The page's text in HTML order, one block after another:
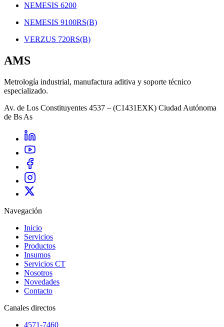
NEMESIS 6200
NEMESIS 9100RS(B)
VERZUS 720RS(B)
AMS
Metrología industrial, manufactura aditiva y soporte técnico
especializado.
Av. de Los Constituyentes 4537 – (C1431EXK) Ciudad Autónoma
de Bs As
Navegación
Inicio
Servicios
Productos
Insumos
Servicios CT
Nosotros
Novedades
Contacto
Canales directos
4571-7460